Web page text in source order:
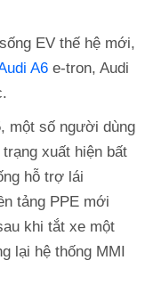
EV thế hệ mới,
A6 e-tron, Audi
một số người dùng
xuất hiện bất
hỗ trợ lái
tảng PPE mới
khi tắt xe một
lại hệ thống MMI